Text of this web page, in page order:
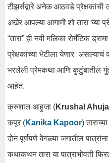
टीझर्सद्वारे अनेक आठवडे प्रेक्षकांची
अखेर आपल्या आगामी शो तारा च्या
“तारा” ही नवी मलिका रोमँटिक
प्रेक्षकांच्या भेटीला येणार असल्याचं
भरलेली प्रेमकथा आणि कुटुंबातील
आहेत.
क्रुशाल आहुजा (Krushal Ahuja
कपूर (Kanika Kapoor)
दोन पूर्णपणे वेगळ्या जगातील
कथाकथन तारा या पात्राभोवती